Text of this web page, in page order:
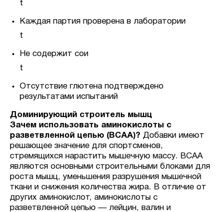
t
Каждая партия проверена в лаборатории
t
Не содержит сои
t
Отсутствие глютена подтверждено
результатами испытаний
Доминирующий строитель мышц
Зачем использовать аминокислоты с
разветвленной цепью (BCAA)? Добавки имеют
решающее значение для спортсменов,
стремящихся нарастить мышечную массу. BCAA
являются основными строительными блоками для
роста мышц, уменьшения разрушения мышечной
ткани и снижения количества жира. В отличие от
других аминокислот, аминокислоты с
разветвленной цепью — лейцин, валин и